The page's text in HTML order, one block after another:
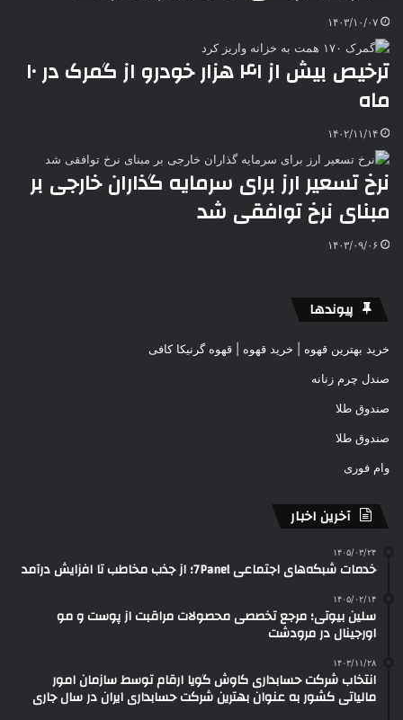
۱۴۰۳/۱۰/۰۷
ترخیص بیش از ۴۱ هزار خودرو از گمرک در ۱۰
ماه
۱۴۰۲/۱۱/۱۴
نرخ تسعیر ارز برای سرمایه گذاران خارجی بر
مبنای نرخ توافقی شد
۱۴۰۳/۰۹/۰۶
پیوندها
خرید بهترین قهوه | خرید قهوه | قهوه گرنیکا کافی
صندل چرم زنانه
صندوق طلا
صندوق طلا
وام فوری
آخرین اخبار
۱۴۰۵/۰۳/۲۴
خدمات شبکه‌های اجتماعی 7Panel؛ از جذب مخاطب تا افزایش درآمد
۱۴۰۵/۰۲/۱۴
سلین بیوتی؛ مرجع تخصصی محصولات مراقبت از پوست و مو
اورجینال در مرودشت
۱۴۰۳/۱۱/۲۸
انتخاب شرکت حسابداری کاوش گویا ارقام توسط سازمان امور
مالیاتی کشور به عنوان بهترین شرکت حسابداری ایران در سال جاری